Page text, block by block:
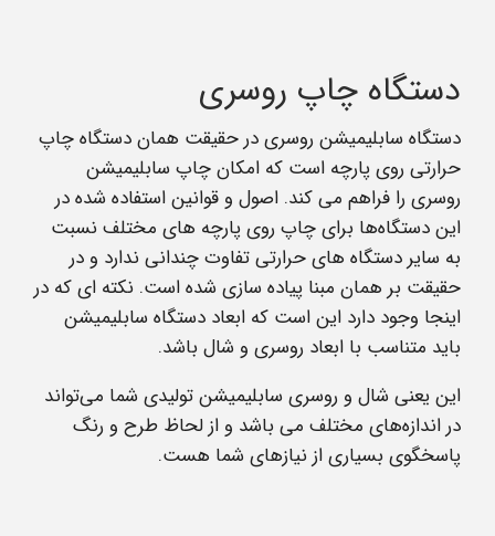
دستگاه چاپ روسری
دستگاه سابلیمیشن روسری در حقیقت همان دستگاه چاپ
حرارتی روی پارچه است که امکان چاپ سابلیمیشن
روسری را فراهم می کند. اصول و قوانین استفاده شده در
این دستگاه‌ها برای چاپ روی پارچه های مختلف نسبت
به سایر دستگاه های حرارتی تفاوت چندانی ندارد و در
حقیقت بر همان مبنا پیاده سازی شده است. نکته ای که در
اینجا وجود دارد این است که ابعاد دستگاه سابلیمیشن
باید متناسب با ابعاد روسری و شال باشد.
این یعنی شال و روسری سابلیمیشن تولیدی شما می‌تواند
در اندازه‌های مختلف می باشد و از لحاظ طرح و رنگ
پاسخگوی بسیاری از نیازهای شما هست.